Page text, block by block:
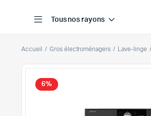
Tous nos rayons
Accueil Gros électroménagers Lave-linge
6%